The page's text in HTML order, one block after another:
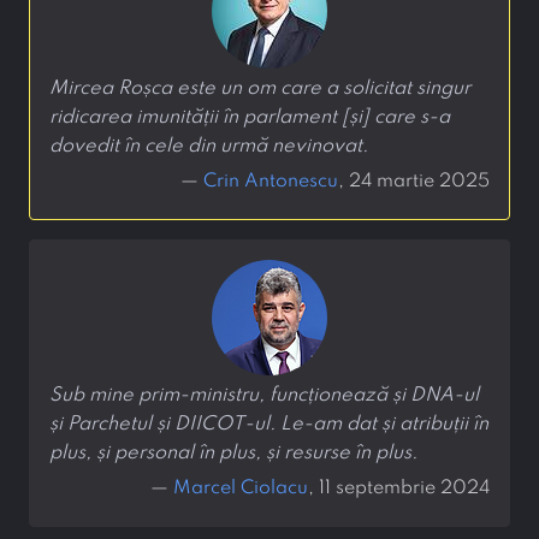
Mircea Roșca este un om care a solicitat singur
ridicarea imunității în parlament [și] care s-a
dovedit în cele din urmă nevinovat.
— Crin Antonescu, 24 martie 2025
Sub mine prim-ministru, funcționează și DNA-ul
și Parchetul și DIICOT-ul. Le-am dat și atribuții în
plus, și personal în plus, și resurse în plus.
— Marcel Ciolacu, 11 septembrie 2024